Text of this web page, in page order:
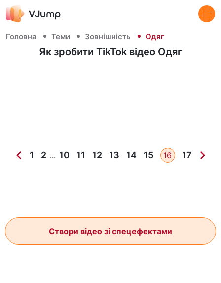
Головна Теми Зовнішність Одяг
Як зробити TikTok відео Одяг
1 2 ... 10 11 12 13 14 15 16 17
Створи відео зі спецефектами